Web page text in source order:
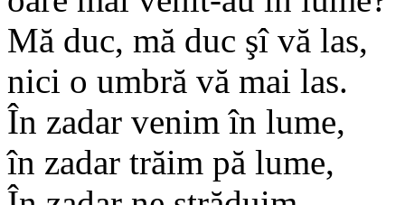
Mă duc, mă duc şî vă las,
nici o umbră vă mai las.
În zadar venim în lume,
în zadar trăim pă lume,